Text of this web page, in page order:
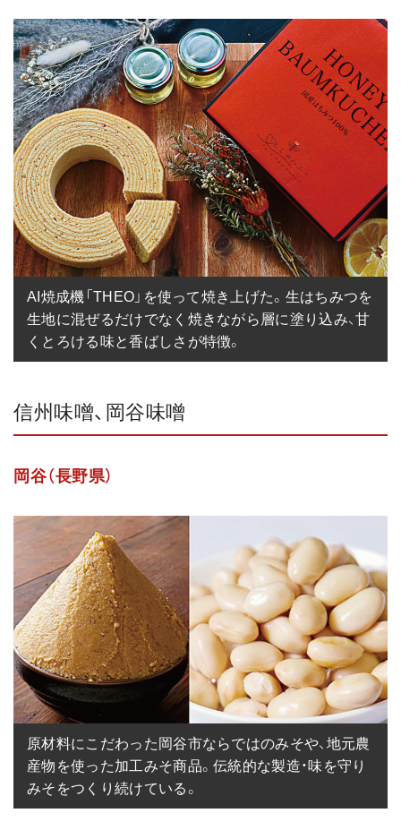
AI焼成機「THEO」を使って焼き上げた。生はちみつを
生地に混ぜるだけでなく焼きながら層に塗り込み、甘
くとろける味と香ばしさが特徴。
信州味噌、岡谷味噌
岡谷（長野県）
原材料にこだわった岡谷市ならではのみそや、地元農
産物を使った加工みそ商品。伝統的な製造・味を守り
みそをつくり続けている。